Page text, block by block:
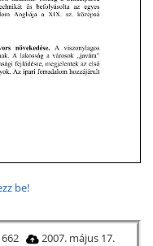
be!
2007. május 17.